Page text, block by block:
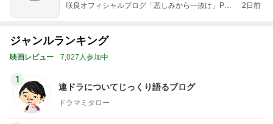
咲良オフィシャルブログ「悲しみから一抜け」Pow
2日前
ジャンルランキング
映画レビュー 7,027人参加中
1
連ドラについてじっくり語るブログ
ドラマミタロー